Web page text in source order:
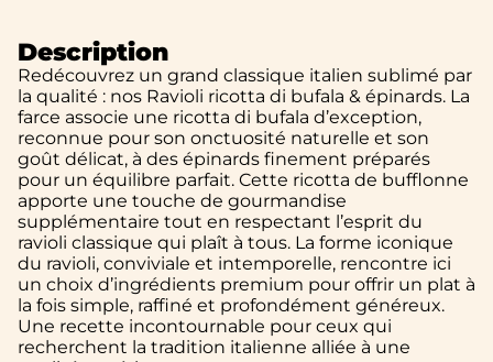
Description
Redécouvrez un grand classique italien sublimé par
la qualité : nos Ravioli ricotta di bufala & épinards. La
farce associe une ricotta di bufala d’exception,
reconnue pour son onctuosité naturelle et son
goût délicat, à des épinards finement préparés
pour un équilibre parfait. Cette ricotta de bufflonne
apporte une touche de gourmandise
supplémentaire tout en respectant l’esprit du
ravioli classique qui plaît à tous. La forme iconique
du ravioli, conviviale et intemporelle, rencontre ici
un choix d’ingrédients premium pour offrir un plat à
la fois simple, raffiné et profondément généreux.
Une recette incontournable pour ceux qui
recherchent la tradition italienne alliée à une